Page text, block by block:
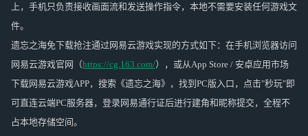
上，手机只负责接收画面流和发送操作指令，本地不需要安装任何游戏文
件。
遗忘之海免下载抢注通过网易云游戏实现的方式如下：在手机浏览器访问
网易云游戏官网（https://cg.163.com/），或从App Store / 安卓应用市场
下载网易云游戏APP，搜索《遗忘之海》，找到PC版入口，点击"秒玩"即
可直连云端PC服务器，登录网易通行证后进行建角和昵称提交，全程不
占本地存储空间。